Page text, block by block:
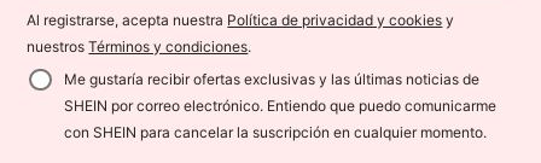
Al registrarse, acepta nuestra Política de privacidad y cookies y
nuestrosTérminos y condiciones.
Me gustaría recibir ofertas exclusivas y las últimas noticias de
SHEIN por correo electrónico. Entiendo que puedo comunicarme
con SHEIN para cancelar la suscripción en cualquier momento.